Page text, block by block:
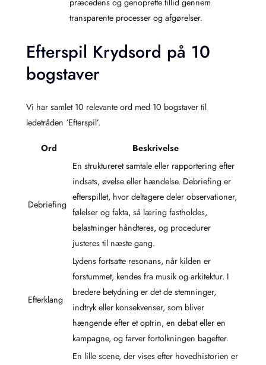
transparente processer og afgørelser.
Efterspil Krydsord på 10
bogstaver
Vi har samlet 10 relevante ord med 10 bogstaver til
ledetråden ‘Efterspil’.
Ord Beskrivelse
Debriefing
En struktureret samtale eller rapportering efter
indsats, øvelse eller hændelse. Debriefing er
efterspillet, hvor deltagere deler observationer,
følelser og fakta, så læring fastholdes,
belastninger håndteres, og procedurer
justeres til næste gang.
Efterklang
Lydens fortsatte resonans, når kilden er
forstummet, kendes fra musik og arkitektur. I
bredere betydning er det de stemninger,
indtryk eller konsekvenser, som bliver
hængende efter et optrin, en debat eller en
kampagne, og farver fortolkningen bagefter.
En lille scene, der vises efter hovedhistorien er